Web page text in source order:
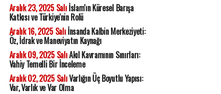
Aralık 23, 2025 Salıİslam'ın Küresel Barışa
Katkısı ve Türkiye'nin Rolü
Aralık 16, 2025 Salıİnsanda Kalbin Merkeziyeti:
Öz, İdrak ve Maneviyatın Kaynağı
Aralık 09, 2025 SalıAkıl Kavramının Sınırları:
Vahiy Temelli Bir İnceleme
Aralık 02, 2025 SalıVarlığın Üç Boyutlu Yapısı:
Var, Varlık ve Var Olma